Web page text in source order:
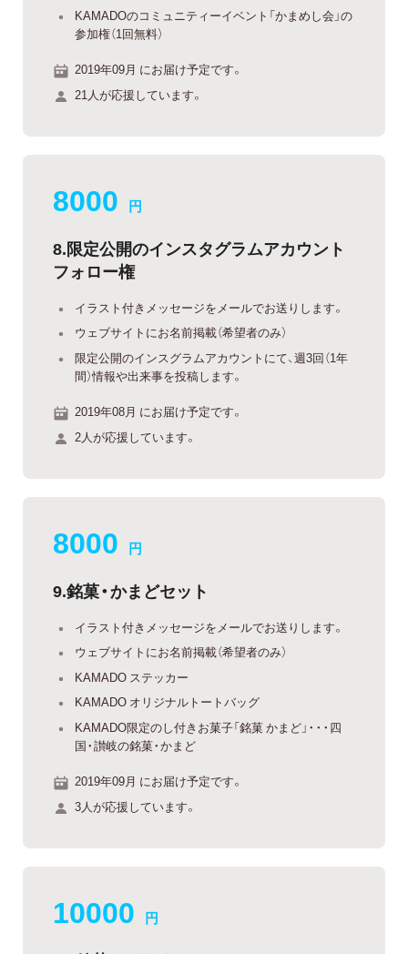
KAMADOのコミュニティーイベント「かまめし会」の
参加権（1回無料）
2019年09月 にお届け予定です。
21人が応援しています。
8000 円
8.限定公開のインスタグラムアカウント
フォロー権
イラスト付きメッセージをメールでお送りします。
ウェブサイトにお名前掲載（希望者のみ）
限定公開のインスグラムアカウントにて、週3回（1年
間）情報や出来事を投稿します。
2019年08月 にお届け予定です。
2人が応援しています。
8000 円
9.銘菓・かまどセット
イラスト付きメッセージをメールでお送りします。
ウェブサイトにお名前掲載（希望者のみ）
KAMADO ステッカー
KAMADO オリジナルトートバッグ
KAMADO限定のし付きお菓子「銘菓 かまど」・・・四
国・讃岐の銘菓・かまど
2019年09月 にお届け予定です。
3人が応援しています。
10000 円